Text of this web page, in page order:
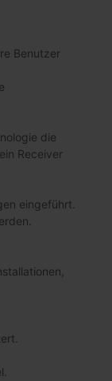
Benutzer
die
Receiver
eingeführt.